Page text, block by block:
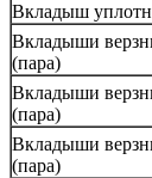
Вкладыш
Вкладыши
(пара)
Вкладыши
(пара)
Вкладыши
(пара)